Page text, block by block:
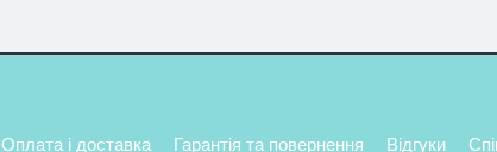
Оплата і доставка Гарантія та повернення Відгуки